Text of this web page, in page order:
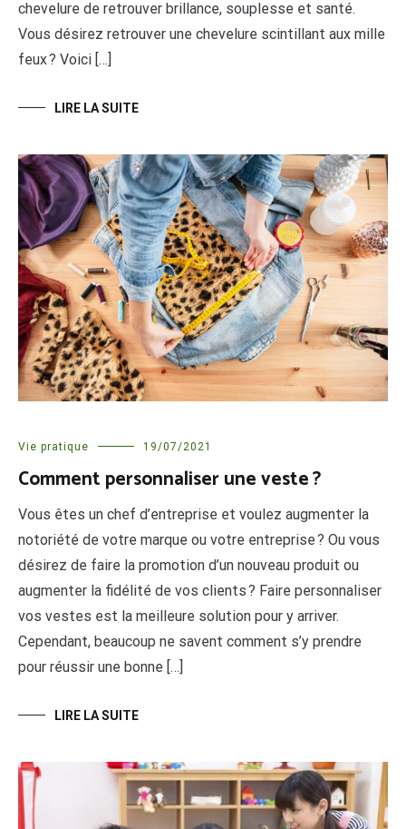
chevelure de retrouver brillance, souplesse et santé.
Vous désirez retrouver une chevelure scintillant aux mille
feux ? Voici […]
LIRE LA SUITE
Vie pratique 19/07/2021
Comment personnaliser une veste ?
Vous êtes un chef d’entreprise et voulez augmenter la
notoriété de votre marque ou votre entreprise ? Ou vous
désirez de faire la promotion d’un nouveau produit ou
augmenter la fidélité de vos clients ? Faire personnaliser
vos vestes est la meilleure solution pour y arriver.
Cependant, beaucoup ne savent comment s’y prendre
pour réussir une bonne […]
LIRE LA SUITE